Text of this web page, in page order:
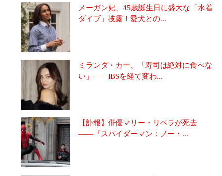
メーガン妃、45歳誕生日に盛大な「水着
ダイブ」披露！愛犬との...
ミランダ・カー、「寿司は絶対に食べな
い」――IBSを経て変わ...
【訃報】俳優マリー・リベラが死去
――『スパイダーマン：ノー・...